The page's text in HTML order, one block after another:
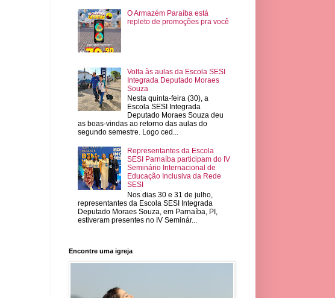
O Armazém Paraíba está
repleto de promoções pra você
Volta às aulas da Escola SESI
Integrada Deputado Moraes
Souza
Nesta quinta-feira (30), a
Escola SESI Integrada
Deputado Moraes Souza deu
as boas-vindas ao retorno das aulas do
segundo semestre. Logo ced...
Representantes da Escola
SESI Parnaíba participam do IV
Seminário Internacional de
Educação Inclusiva da Rede
SESI
Nos dias 30 e 31 de julho,
representantes da Escola SESI Integrada
Deputado Moraes Souza, em Parnaíba, PI,
estiveram presentes no IV Seminár...
Encontre uma igreja